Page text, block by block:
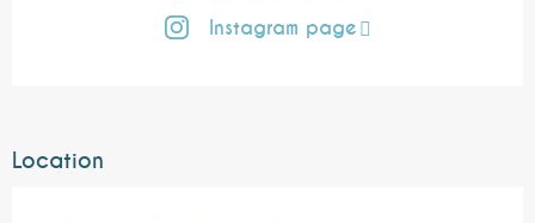
Instagram page
Location